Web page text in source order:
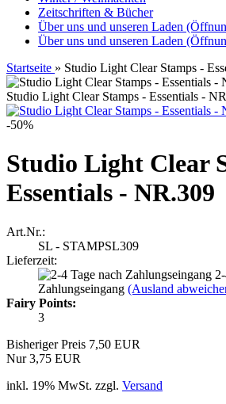
Zeitschriften & Bücher
Über uns und unseren Laden
Über uns und unseren Laden
Startseite » Studio Light Clear Stamps -
Studio Light Clear Stamps - Essentials -
-50%
Studio Light Clear
Essentials - NR.309
Art.Nr.:
SL - STAMPSL309
Lieferzeit:
Zahlungseingang (Ausland
Fairy Points:
3
Bisheriger Preis 7,50 EUR
Nur 3,75 EUR
inkl. 19% MwSt. zzgl. Versand